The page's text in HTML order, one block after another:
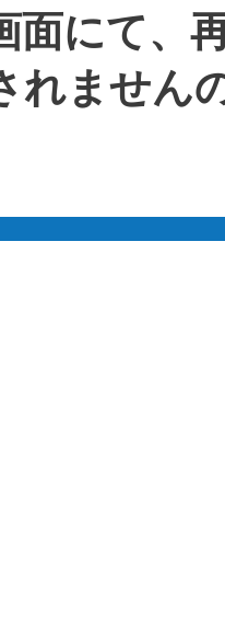
面にて、
れません